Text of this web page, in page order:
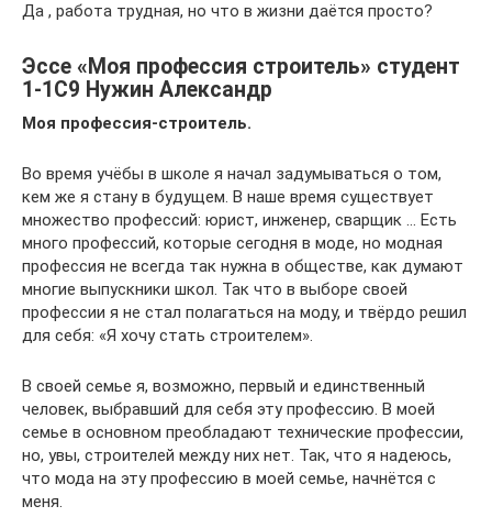
Да , работа трудная, но что в жизни даётся просто?
Эссе «Моя профессия строитель» студент
1-1С9 Нужин Александр
Моя профессия-строитель.
Во время учёбы в школе я начал задумываться о том,
кем же я стану в будущем. В наше время существует
множество профессий: юрист, инженер, сварщик … Есть
много профессий, которые сегодня в моде, но модная
профессия не всегда так нужна в обществе, как думают
многие выпускники школ. Так что в выборе своей
профессии я не стал полагаться на моду, и твёрдо решил
для себя: «Я хочу стать строителем».
В своей семье я, возможно, первый и единственный
человек, выбравший для себя эту профессию. В моей
семье в основном преобладают технические профессии,
но, увы, строителей между них нет. Так, что я надеюсь,
что мода на эту профессию в моей семье, начнётся с
меня.